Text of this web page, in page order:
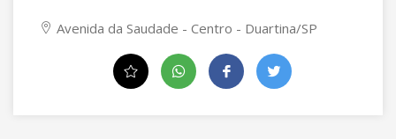
Avenida da Saudade - Centro - Duartina/SP